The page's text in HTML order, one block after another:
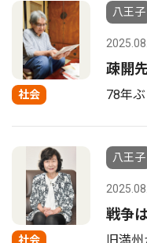
社会
八王子
疎開
78年
社会
八王子
戦争